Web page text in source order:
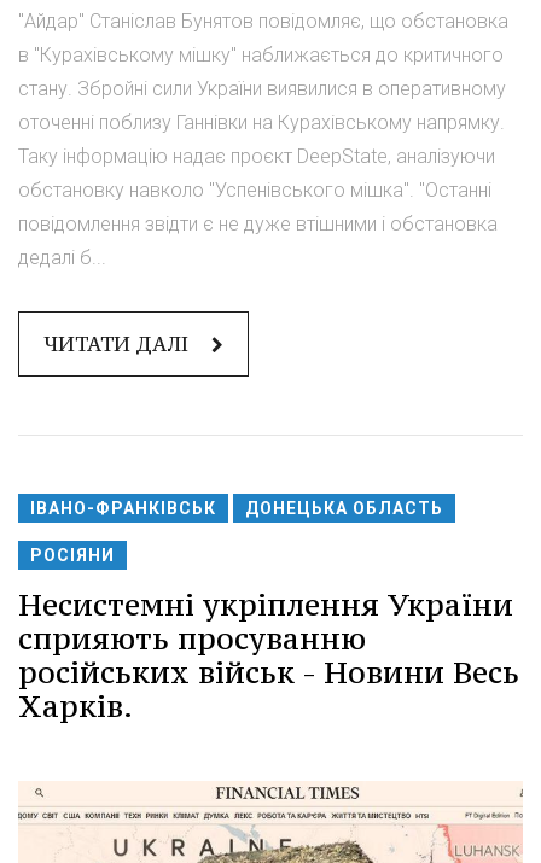
"Айдар" Станіслав Бунятов повідомляє, що обстановка
в "Курахівському мішку" наближається до критичного
стану. Збройні сили України виявилися в оперативному
оточенні поблизу Ганнівки на Курахівському напрямку.
Таку інформацію надає проєкт DeepState, аналізуючи
обстановку навколо "Успенівського мішка". "Останні
повідомлення звідти є не дуже втішними і обстановка
дедалі б...
ЧИТАТИ ДАЛІ
ІВАНО-ФРАНКІВСЬК ДОНЕЦЬКА ОБЛАСТЬ
РОСІЯНИ
Несистемні укріплення України
сприяють просуванню
російських військ - Новини Весь
Харків.